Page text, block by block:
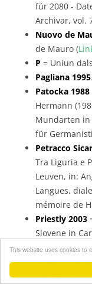
This website uses cookies to
für 2080 -
Archivar, vol.
Nuovo de
de Mauro (
P = Uniun
Pagliana 1995
Patocka 1988
Hermann
Mundarten
für
Petracco
Tra Liguria e
Leuven, in:
Langues,
mémoire de
Priestly 2003
Slovene in
Optimism?,
Revue
Francis, Ltd. ,